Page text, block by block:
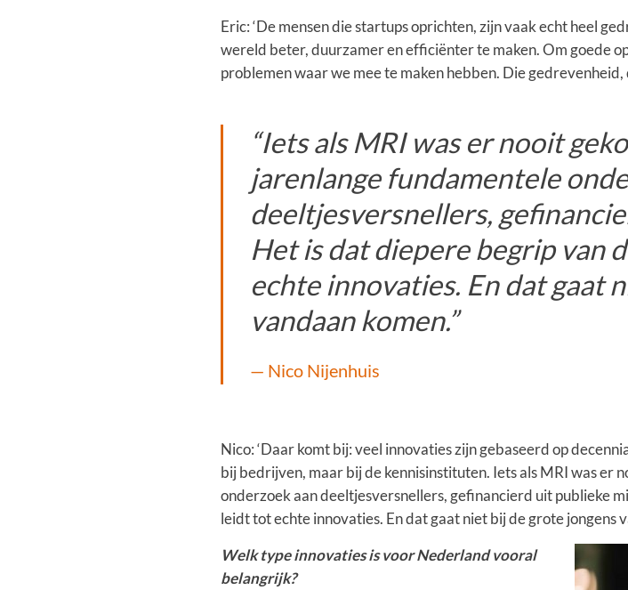
Eric: ‘De mensen die startups oprichten, zijn vaak echt heel
wereld beter, duurzamer en efficiënter te maken. Om goede
problemen waar we mee te maken hebben. Die gedrevenheid,
“Iets als MRI was er nooit
jarenlange fundamentele
deeltjesversnellers,
Het is dat diepere begrip van
echte innovaties. En dat gaat
vandaan komen.”
Nico Nijenhuis
Nico: ‘Daar komt bij: veel innovaties zijn gebaseerd op
bij bedrijven, maar bij de kennisinstituten. Iets als MRI was er
onderzoek aan deeltjesversnellers, gefinancierd uit publieke
leidt tot echte innovaties. En dat gaat niet bij de grote jongens
Welk type innovaties is voor Nederland vooral
belangrijk?